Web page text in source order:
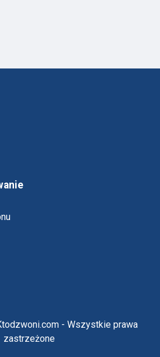
Odmawiać Przyjąć
- Wszystkie prawa
zastrzeżone